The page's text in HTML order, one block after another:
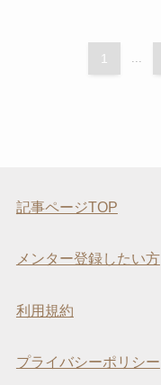
1 ...
記事ページTOP
メンター登録したい方
利用規約
プライバシーポリシー